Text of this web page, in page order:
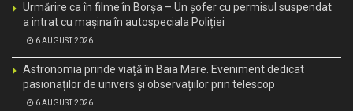
Urmărire ca în filme în Borșa – Un șofer cu permisul suspendat
a intrat cu mașina în autospeciala Poliției
6 AUGUST 2026
Astronomia prinde viață în Baia Mare. Eveniment dedicat
pasionaților de univers și observațiilor prin telescop
6 AUGUST 2026